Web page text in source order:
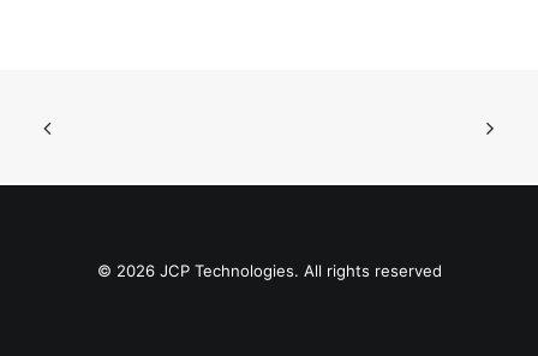
© 2026 JCP Technologies. All rights reserved